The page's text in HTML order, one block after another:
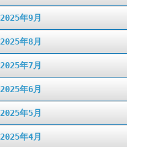
2025年9月
2025年8月
2025年7月
2025年6月
2025年5月
2025年4月